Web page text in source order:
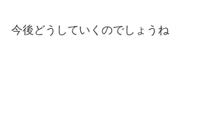
今後どうしていくのでしょうね